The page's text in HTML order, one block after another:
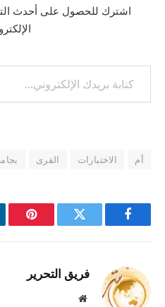
اشترك للحصول على أحدث
كتابة بريدك الإلكتروني...
أم الاختبارات القرى
فيسبوك تويتر
فريق التحرير
موقع